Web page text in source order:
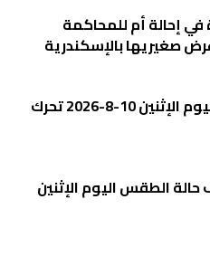
إحالة أم للمحاكمة
صغيريها بالإسكندرية
سعر الذهب اليوم الإثنين 10-8-2026 تحرك
الطقس اليوم الإثنين